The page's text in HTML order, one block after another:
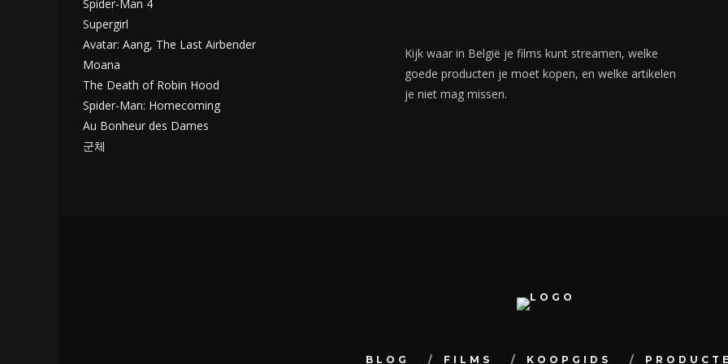
Spider-Man 4
Supergirl
Avatar: Aang, The Last Airbender
Moana
The Death of Robin Hood
Spider-Man: Homecoming
Au Bonheur des Dames
군체
Kijk waar in België je films kunt streamen, welke
goede producten je moet kopen, en welke artikelen
je niet mag missen.
BLOG FILMS KOOPGIDS